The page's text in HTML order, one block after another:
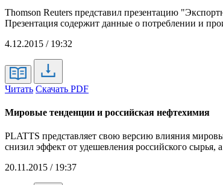
Thomson Reuters представил презентацию
Презентация содержит данные о потреблении и
4.12.2015 / 19:32
Читать Скачать PDF
Мировые тенденции и российская нефтехимия
PLATTS представляет свою версию влияния
снизил эффект от удешевления российского сырья,
20.11.2015 / 19:37